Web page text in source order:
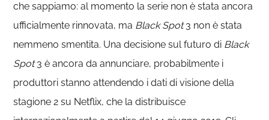
che sappiamo: al momento la serie non è stata ancora
ufficialmente rinnovata, ma Black Spot3 non è stata
nemmeno smentita. Una decisione sul futuro di Black
Spot3 è ancora da annunciare, probabilmente i
produttori stanno attendendo i dati di visione della
stagione 2 su Netflix, che la distribuisce